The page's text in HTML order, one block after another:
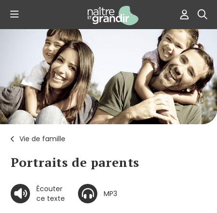
Vie de famille
Portraits de parents
Écouter
ce texte
MP3